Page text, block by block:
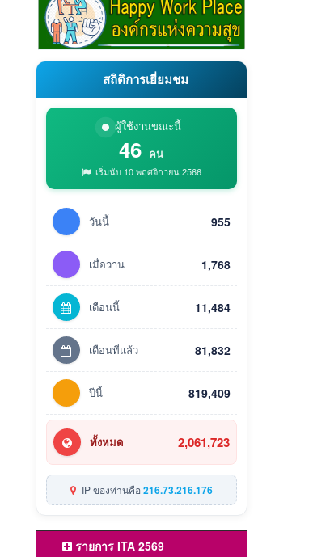
สถิติการเยี่ยมชม
ผู้ใช้งานขณะนี้
46 คน
เริ่มนับ 10 พฤศจิกายน 2566
วันนี้ 955
เมื่อวาน 1,768
เดือนนี้ 11,484
เดือนที่แล้ว 81,832
ปีนี้ 819,409
ทั้งหมด 2,061,723
IP ของท่านคือ216.73.216.176
รายการ ITA 2569